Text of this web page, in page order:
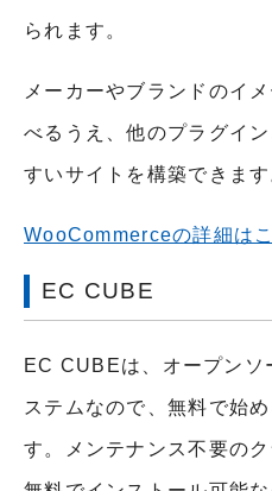
られます。
メーカーやブランドのイ
べるうえ、他のプラグイ
すいサイトを構築できます
WooCommerceの詳細は
EC CUBE
EC CUBEは、オープンソ
ステムなので、無料で始
す。メンテナンス不要の